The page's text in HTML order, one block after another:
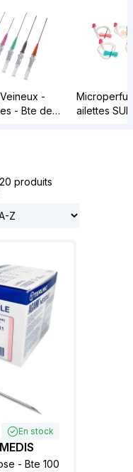
-
- Bte de
ailettes
produits
En stock
- Bte 100